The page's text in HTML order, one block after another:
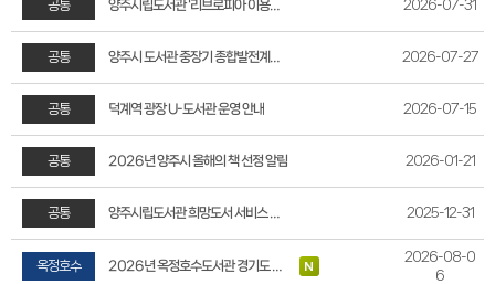
공통 양주시립도서관 '리브로피아 이용안내' 2026-07-31
공통 양주시 도서관 중장기 종합발전계획 수립을 위한 이용자 설문조사 2026-07-27
공통 덕계역 광장 U-도서관 운영 안내 2026-07-15
공통 2026년 양주시 올해의 책 선정 알림 2026-01-21
공통 양주시립도서관 희망도서 서비스 변경 안내(2026년 신청분~) 2025-12-31
옥정호수 2026년 옥정호수도서관 경기도 어린이 독서코칭 프로그램 『책 탐정 본부：읽고, 찾고, 연결하라！』 운영 안내
2026-08-0
6